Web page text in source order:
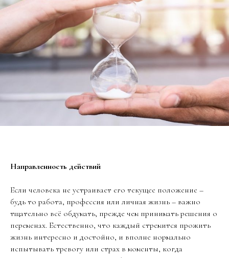
Направленность действий
Если человека не устраивает его текущее положение –
будь то работа, профессия или личная жизнь – важно
тщательно всё обдумать, прежде чем принимать решения о
переменах. Естественно, что каждый стремится прожить
жизнь интересно и достойно, и вполне нормально
испытывать тревогу или страх в моменты, когда